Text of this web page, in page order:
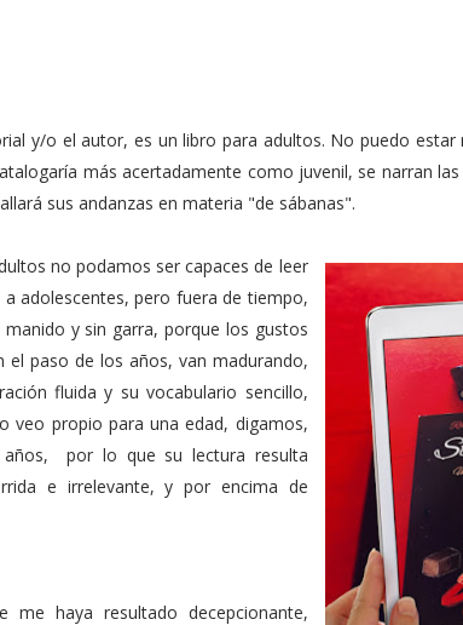
y/o el autor, es un libro para adultos. No puedo estar
más acertadamente como juvenil, se narran
sus andanzas en materia "de sábanas".
no podamos ser capaces de leer
adolescentes, pero fuera de tiempo,
y sin garra, porque los gustos
el paso de los años, van madurando,
fluida y su vocabulario sencillo,
veo propio para una edad, digamos,
por lo que su lectura resulta
e irrelevante, y por encima de
me haya resultado decepcionante,